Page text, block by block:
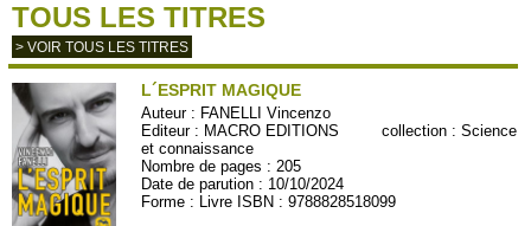
TOUS LES TITRES
> VOIR TOUS LES TITRES
L´ESPRIT MAGIQUE
Auteur : FANELLI Vincenzo
Editeur : MACRO EDITIONS collection :Science
et connaissance
Nombre de pages : 205
Date de parution : 10/10/2024
Forme : Livre ISBN : 9788828518099